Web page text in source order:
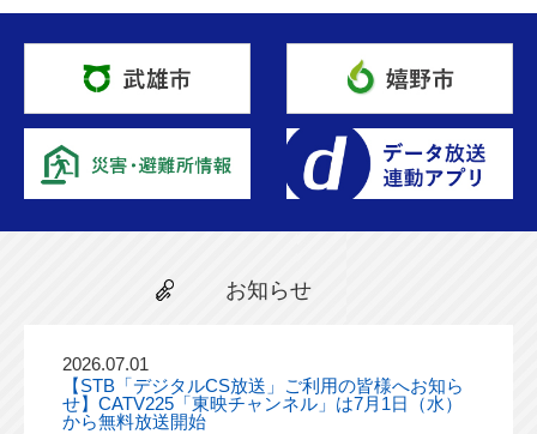
お知らせ
2026.07.01
【STB「デジタルCS放送」ご利用の皆様へお知ら
せ】CATV225「東映チャンネル」は7月1日（水）
から無料放送開始